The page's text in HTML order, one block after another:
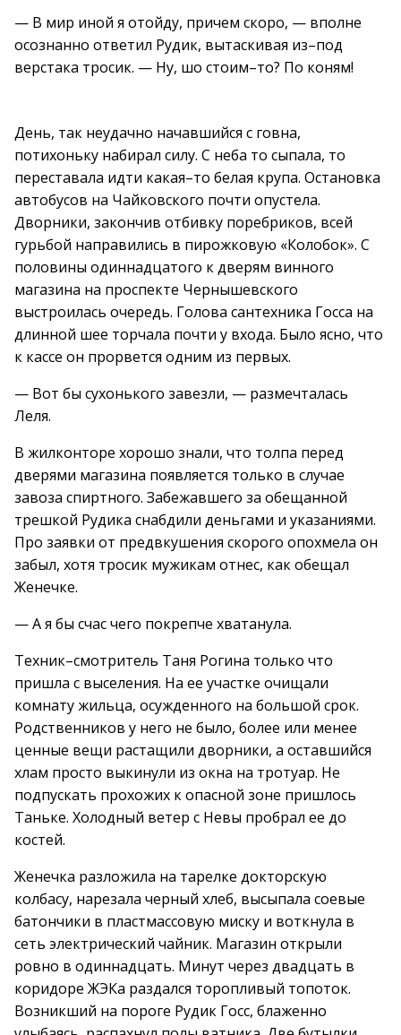
— В мир иной я отойду, причем скоро, — вполне
осознанно ответил Рудик, вытаскивая из–под
верстака тросик. — Ну, шо стоим–то? По коням!
День, так неудачно начавшийся с говна,
потихоньку набирал силу. С неба то сыпала, то
переставала идти какая–то белая крупа. Остановка
автобусов на Чайковского почти опустела.
Дворники, закончив отбивку поребриков, всей
гурьбой направились в пирожковую «Колобок». С
половины одиннадцатого к дверям винного
магазина на проспекте Чернышевского
выстроилась очередь. Голова сантехника Госса на
длинной шее торчала почти у входа. Было ясно, что
к кассе он прорвется одним из первых.
— Вот бы сухонького завезли, — размечталась
Леля.
В жилконторе хорошо знали, что толпа перед
дверями магазина появляется только в случае
завоза спиртного. Забежавшего за обещанной
трешкой Рудика снабдили деньгами и указаниями.
Про заявки от предвкушения скорого опохмела он
забыл, хотя тросик мужикам отнес, как обещал
Женечке.
— А я бы счас чего покрепче хватанула.
Техник–смотритель Таня Рогина только что
пришла с выселения. На ее участке очищали
комнату жильца, осужденного на большой срок.
Родственников у него не было, более или менее
ценные вещи растащили дворники, а оставшийся
хлам просто выкинули из окна на тротуар. Не
подпускать прохожих к опасной зоне пришлось
Таньке. Холодный ветер с Невы пробрал ее до
костей.
Женечка разложила на тарелке докторскую
колбасу, нарезала черный хлеб, высыпала соевые
батончики в пластмассовую миску и воткнула в
сеть электрический чайник. Магазин открыли
ровно в одиннадцать. Минут через двадцать в
коридоре ЖЭКа раздался торопливый топоток.
Возникший на пороге Рудик Госс, блаженно